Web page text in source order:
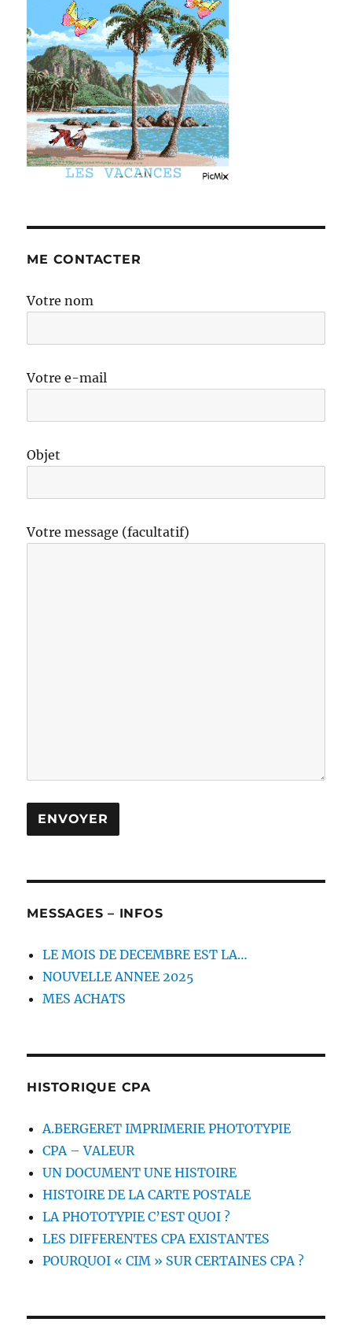
ME CONTACTER
Votre nom
Votre e-mail
Objet
Votre message (facultatif)
MESSAGES – INFOS
LE MOIS DE DECEMBRE EST LA…
NOUVELLE ANNEE 2025
MES ACHATS
HISTORIQUE CPA
A.BERGERET IMPRIMERIE PHOTOTYPIE
CPA – VALEUR
UN DOCUMENT UNE HISTOIRE
HISTOIRE DE LA CARTE POSTALE
LA PHOTOTYPIE C’EST QUOI ?
LES DIFFERENTES CPA EXISTANTES
POURQUOI « CIM » SUR CERTAINES CPA ?